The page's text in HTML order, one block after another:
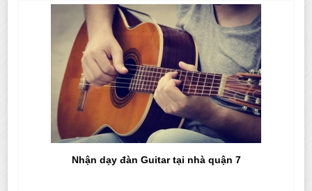
Nhận dạy đàn Guitar tại nhà quận 7